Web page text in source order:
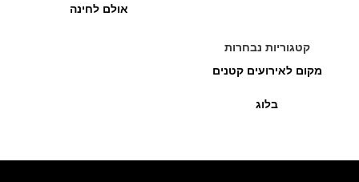
אולם לחינה
קטגוריות נבחרות
מקום לאירועים קטנים
בלוג